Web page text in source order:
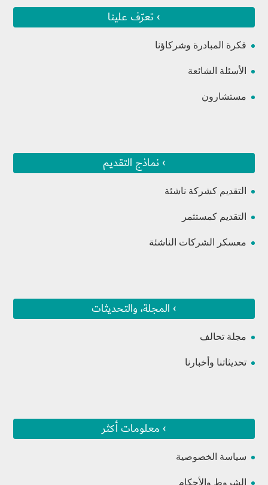
› تعرّف علينا
فكرة المبادرة وشركاؤنا
الأسئلة الشائعة
مستشارون
› نماذج التقديم
التقديم كشركة ناشئة
التقديم كمستثمر
معسكر الشركات الناشئة
› المجلة، والتحديثات
مجلة تحالف
تحديثاتنا وأخبارنا
› معلومات أكثر
سياسة الخصوصية
الشروط والأحكام